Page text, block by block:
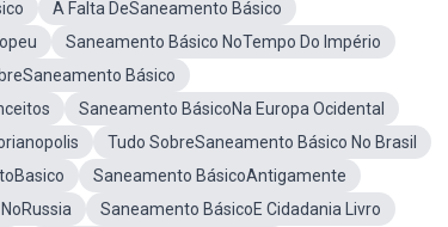
A Falta DeSaneamento Básico
Saneamento Básico NoTempo Do Império
Básico
Saneamento BásicoNa Europa Ocidental
Tudo SobreSaneamento Básico No Brasil
Saneamento BásicoAntigamente
Saneamento BásicoE Cidadania Livro